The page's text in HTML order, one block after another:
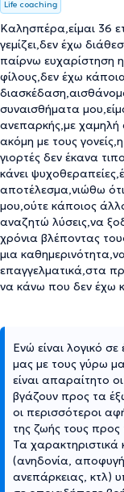
Life coaching
Καλησπέρα,είμαι 36
γεμίζει,δεν έχω
παίρνω ευχαρίστηση
φίλους,δεν έχω
συναισθήματα
ανεπαρκής,με χαμηλή
ακόμη με τους
γιορτές δεν έκανα
κάνει
αποτέλεσμα,νιώθω
μου,ούτε κάποιος
αναζητώ λύσεις,να
χρόνια βλέποντας
μια
επαγγελματικά,στα
να κάνω που δεν έχω
Ενώ είναι λογικό
μας με τους γύρω
είναι απαραίτητο
βγάζουν προς τα
οι περισσότεροι
της ζωής τους προς
Τα
(ανηδονία,
ανεπάρκειας, κτλ)